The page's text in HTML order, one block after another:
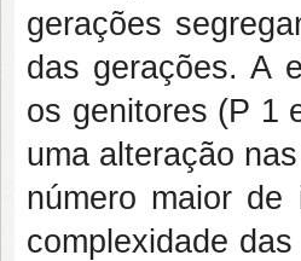
gerações
das gerações. A
os genitores (P 1
uma alteração
número maior
complexidade